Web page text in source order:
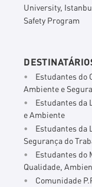
University,
Safety Program
Estudantes do
Ambiente e
Estudantes da
e Ambiente
Estudantes da
Segurança do
Estudantes do
Qualidade,
Comunidade